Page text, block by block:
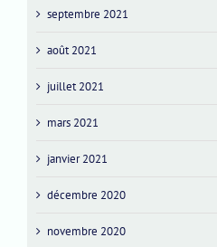
septembre 2021
août 2021
juillet 2021
mars 2021
janvier 2021
décembre 2020
novembre 2020